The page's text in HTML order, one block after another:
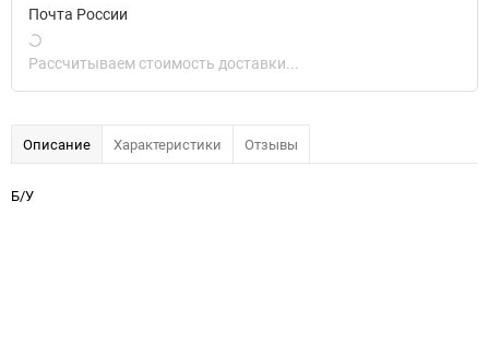
Почта России
Рассчитываем стоимость доставки...
Описание Характеристики Отзывы
Б/У